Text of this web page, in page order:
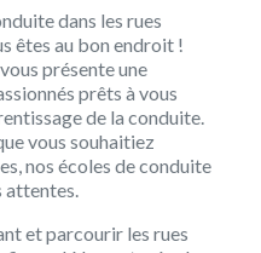
dans les rues
êtes au bon endroit !
présente une
prêts à vous
de la conduite.
vous souhaitiez
nos écoles de conduite
et parcourir les rues